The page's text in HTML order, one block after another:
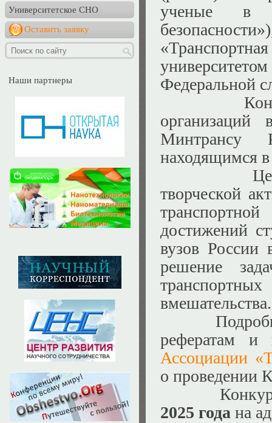
Университетское СНО
Оставить заявку
Наши партнеры
ученые в
Федеральной
Конкурсы
организаций
Минтрансу
находящимся
Целью
творческой
достижений
вузов России
решение
Подробная
рефератам и
Ассоциации
о проведении
2025 года на